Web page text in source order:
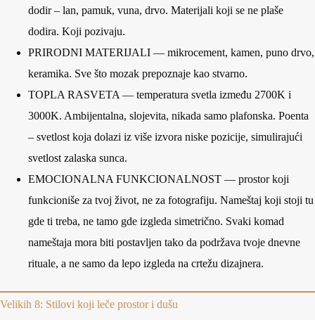
dodir – lan, pamuk, vuna, drvo. Materijali koji se ne plaše
dodira. Koji pozivaju.
PRIRODNI MATERIJALI — mikrocement, kamen, puno drvo,
keramika. Sve što mozak prepoznaje kao stvarno.
TOPLA RASVETA — temperatura svetla između 2700K i
3000K. Ambijentalna, slojevita, nikada samo plafonska. Poenta
– svetlost koja dolazi iz više izvora niske pozicije, simulirajući
svetlost zalaska sunca.
EMOCIONALNA FUNKCIONALNOST — prostor koji
funkcioniše za tvoj život, ne za fotografiju. Nameštaj koji stoji tu
gde ti treba, ne tamo gde izgleda simetrično. Svaki komad
nameštaja mora biti postavljen tako da podržava tvoje dnevne
rituale, a ne samo da lepo izgleda na crtežu dizajnera.
Velikih 8: Stilovi koji leče prostor i dušu